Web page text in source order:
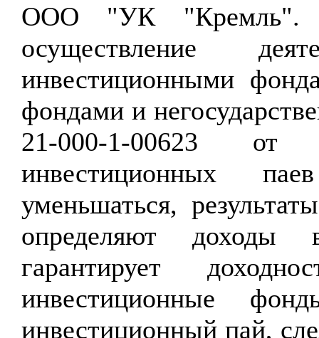
ООО "УК "Кремль".
осуществление
инвестиционными
фондами и
21-000-1-00623
инвестиционных
уменьшаться,
определяют доходы
гарантирует
инвестиционные
инвестиционный пай,